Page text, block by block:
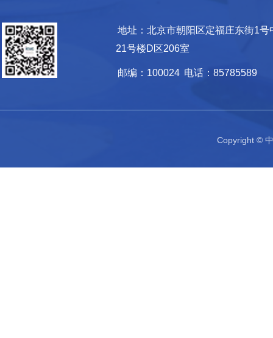
地址：北京市朝阳区定福庄东街1号
21号楼D区206室
邮编：100024 电话：85785589
Copyright ©